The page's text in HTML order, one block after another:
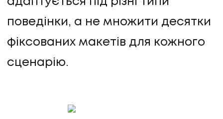
поведінки, а не множити десятки
фіксованих макетів для кожного
сценарію.